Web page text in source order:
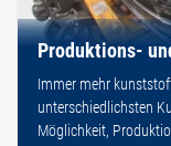
Produktions-
Immer mehr
unterschiedlichsten
Möglichkeit,